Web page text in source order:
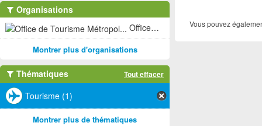
Vous pouvez
Organisations
Office de Tourisme Métropol... (1)
Montrer plus d'organisations
Thématiques Tout effacer
Tourisme (1)
Montrer plus de thématiques